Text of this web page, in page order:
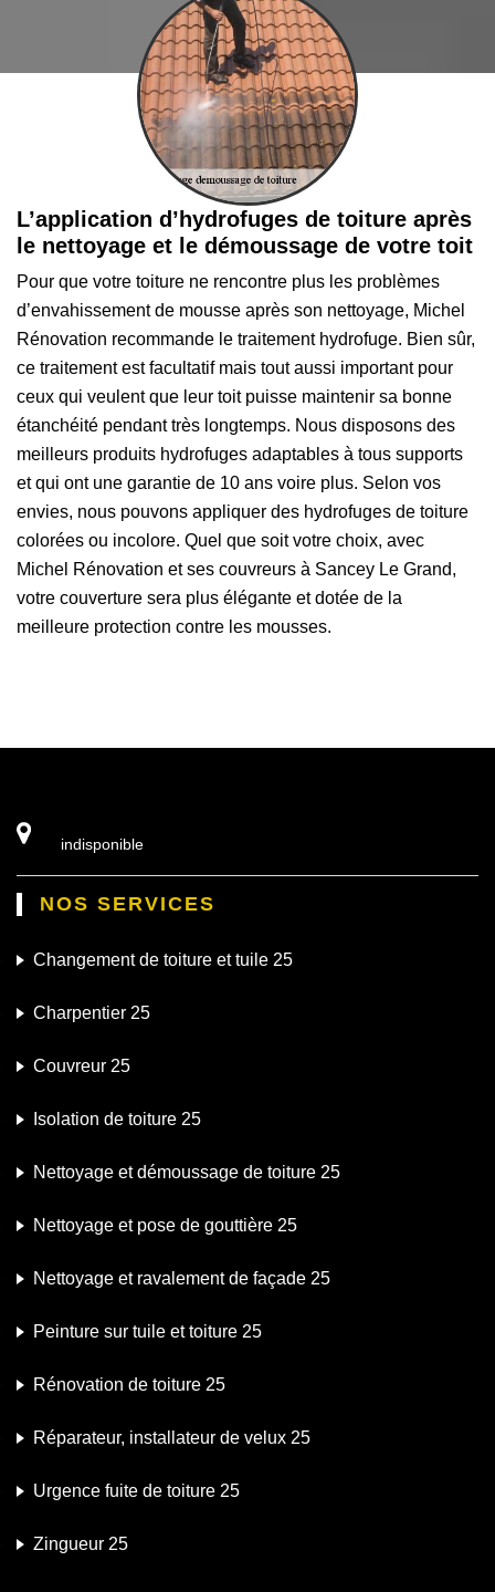
L’application d’hydrofuges de toiture après
le nettoyage et le démoussage de votre toit
Pour que votre toiture ne rencontre plus les problèmes
d’envahissement de mousse après son nettoyage, Michel
Rénovation recommande le traitement hydrofuge. Bien sûr,
ce traitement est facultatif mais tout aussi important pour
ceux qui veulent que leur toit puisse maintenir sa bonne
étanchéité pendant très longtemps. Nous disposons des
meilleurs produits hydrofuges adaptables à tous supports
et qui ont une garantie de 10 ans voire plus. Selon vos
envies, nous pouvons appliquer des hydrofuges de toiture
colorées ou incolore. Quel que soit votre choix, avec
Michel Rénovation et ses couvreurs à Sancey Le Grand,
votre couverture sera plus élégante et dotée de la
meilleure protection contre les mousses.
indisponible
NOS SERVICES
Changement de toiture et tuile 25
Charpentier 25
Couvreur 25
Isolation de toiture 25
Nettoyage et démoussage de toiture 25
Nettoyage et pose de gouttière 25
Nettoyage et ravalement de façade 25
Peinture sur tuile et toiture 25
Rénovation de toiture 25
Réparateur, installateur de velux 25
Urgence fuite de toiture 25
Zingueur 25